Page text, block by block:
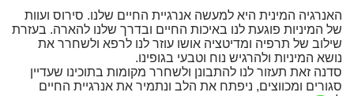
האנרגיה המינית היא למעשה אנרגיית החיים שלנו. סירוס ועוות
של המיניות פוגעת לנו באיכות החיים ובדרך שלנו להארה. בעזרת
שילוב של תרפיה ומדיטציה אושו עוזר לנו לרפא ולשחרר את
נושא המיניות ולהרגיש נוח וטבעי בגופינו.
סדנה זאת תעזור לנו להתבונן ולשחרר מקומות בתוכינו שעדיין
סגורים ומכווצים, ניפתח את הלב ונתמיר את אנרגיית החיים